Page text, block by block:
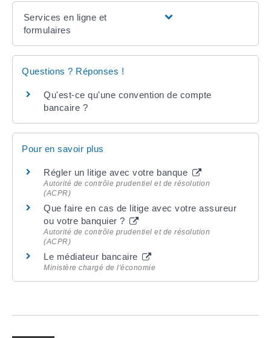
Services en ligne et
formulaires
Questions ? Réponses !
Qu'est-ce qu'une convention de compte
bancaire ?
Pour en savoir plus
Régler un litige avec votre banque
Autorité de contrôle prudentiel et de résolution
(ACPR)
Que faire en cas de litige avec votre assureur
ou votre banquier ?
Autorité de contrôle prudentiel et de résolution
(ACPR)
Le médiateur bancaire
Ministère chargé de l'économie